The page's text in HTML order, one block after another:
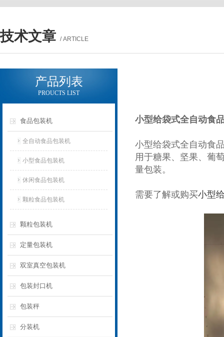
技术文章 / ARTICLE
产品列表
PROUCTS LIST
食品包装机
全自动食品包装机
小型食品包装机
休闲食品包装机
颗粒食品包装机
颗粒包装机
定量包装机
双室真空包装机
包装封口机
包装秤
分装机
小型给袋式全自动食
小型给袋式全自动食
用于糖果、坚果、葡
量包装。
需要了解或购买小型